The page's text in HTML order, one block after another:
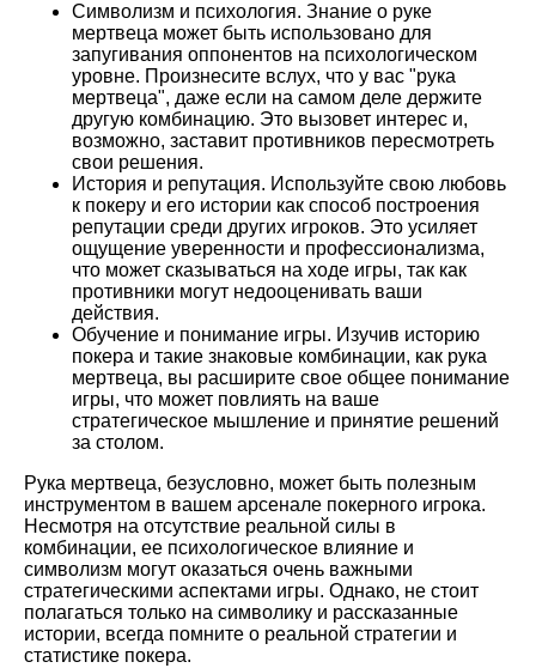
Символизм и психология. Знание о руке
мертвеца может быть использовано для
запугивания оппонентов на психологическом
уровне. Произнесите вслух, что у вас "рука
мертвеца", даже если на самом деле держите
другую комбинацию. Это вызовет интерес и,
возможно, заставит противников пересмотреть
свои решения.
История и репутация. Используйте свою любовь
к покеру и его истории как способ построения
репутации среди других игроков. Это усиляет
ощущение уверенности и профессионализма,
что может сказываться на ходе игры, так как
противники могут недооценивать ваши
действия.
Обучение и понимание игры. Изучив историю
покера и такие знаковые комбинации, как рука
мертвеца, вы расширите свое общее понимание
игры, что может повлиять на ваше
стратегическое мышление и принятие решений
за столом.
Рука мертвеца, безусловно, может быть полезным
инструментом в вашем арсенале покерного игрока.
Несмотря на отсутствие реальной силы в
комбинации, ее психологическое влияние и
символизм могут оказаться очень важными
стратегическими аспектами игры. Однако, не стоит
полагаться только на символику и рассказанные
истории, всегда помните о реальной стратегии и
статистике покера.